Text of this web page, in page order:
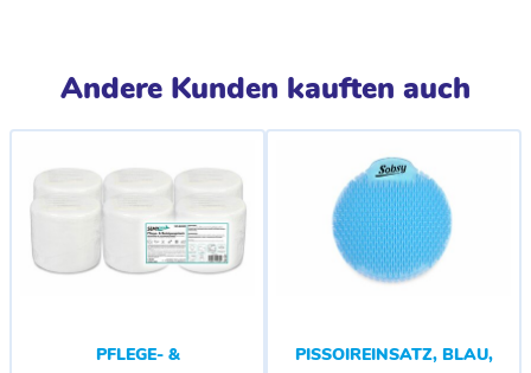
Andere Kunden kauften auch
PFLEGE- &
PISSOIREINSATZ, BLAU,